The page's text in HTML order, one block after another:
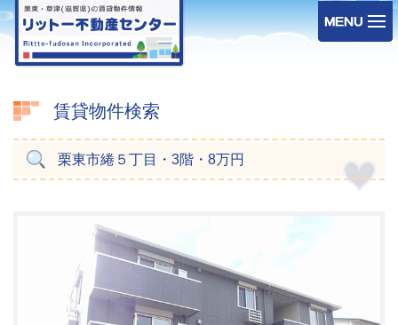
賃貸物件検索
栗東市綣５丁目・3階・8万円